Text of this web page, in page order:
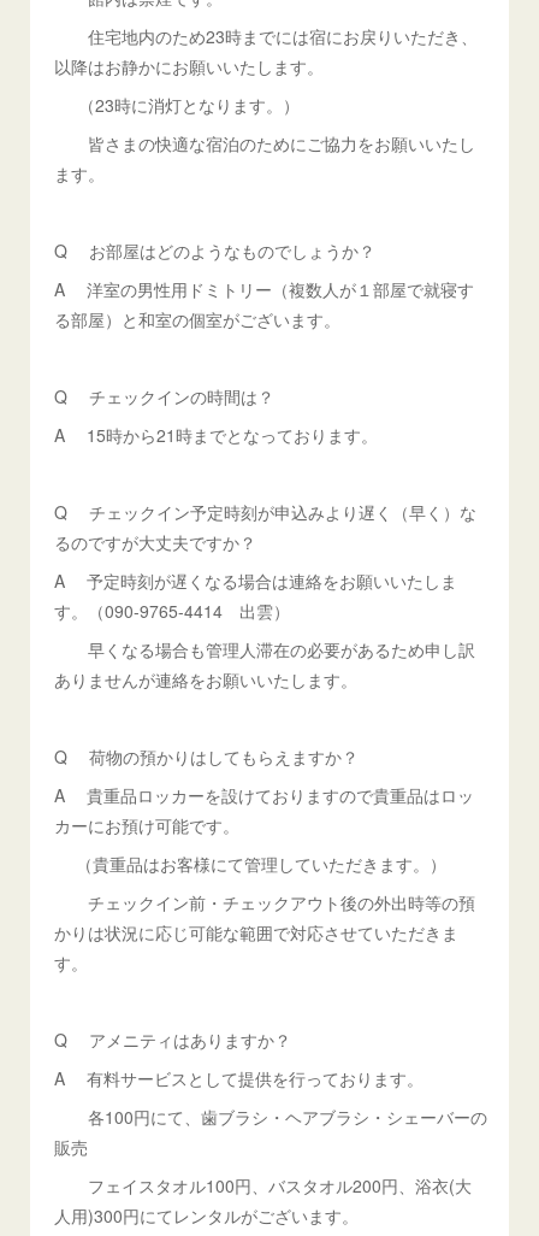
住宅地内のため23時までには宿にお戻りいただき、
以降はお静かにお願いいたします。
（23時に消灯となります。）
皆さまの快適な宿泊のためにご協力をお願いいたし
ます。
Q お部屋はどのようなものでしょうか？
A 洋室の男性用ドミトリー（複数人が１部屋で就寝す
る部屋）と和室の個室がございます。
Q チェックインの時間は？
A 15時から21時までとなっております。
Q チェックイン予定時刻が申込みより遅く（早く）な
るのですが大丈夫ですか？
A 予定時刻が遅くなる場合は連絡をお願いいたしま
す。（090-9765-4414 出雲）
早くなる場合も管理人滞在の必要があるため申し訳
ありませんが連絡をお願いいたします。
Q 荷物の預かりはしてもらえますか？
A 貴重品ロッカーを設けておりますので貴重品はロッ
カーにお預け可能です。
（貴重品はお客様にて管理していただきます。）
チェックイン前・チェックアウト後の外出時等の預
かりは状況に応じ可能な範囲で対応させていただきま
す。
Q アメニティはありますか？
A 有料サービスとして提供を行っております。
各100円にて、歯ブラシ・ヘアブラシ・シェーバーの
販売
フェイスタオル100円、バスタオル200円、浴衣(大
人用)300円にてレンタルがございます。